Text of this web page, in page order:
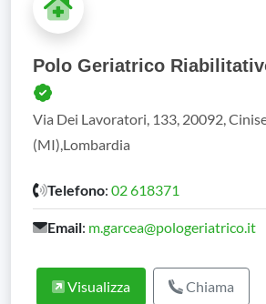
Polo Geriatrico
Via Dei Lavoratori, 133, 20092,
(MI),Lombardia
Telefono: 02 618371
Email: m.garcea@pologeriatrico.it
Visualizza Chiama